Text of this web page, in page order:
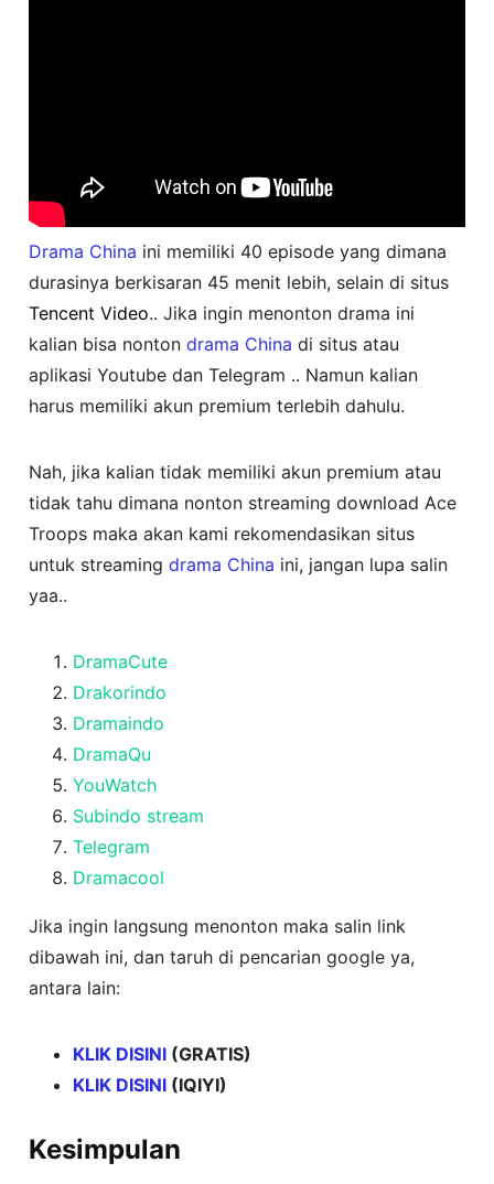
Drama China ini memiliki 40 episode yang dimana
durasinya berkisaran 45 menit lebih, selain di situs
Tencent Video.. Jika ingin menonton drama ini
kalian bisa nontondrama China di situs atau
aplikasi Youtube dan Telegram .. Namun kalian
harus memiliki akun premium terlebih dahulu.
Nah, jika kalian tidak memiliki akun premium atau
tidak tahu dimana nonton streaming download Ace
Troops maka akan kami rekomendasikan situs
untuk streamingdrama China ini, jangan lupa salin
yaa..
DramaCute
Drakorindo
Dramaindo
DramaQu
YouWatch
Subindo stream
Telegram
Dramacool
Jika ingin langsung menonton maka salin link
dibawah ini, dan taruh di pencarian google ya,
antara lain:
KLIK DISINI (GRATIS)
KLIK DISINI (IQIYI)
Kesimpulan